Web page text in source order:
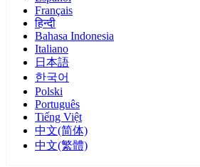
Français
हिन्दी
Bahasa Indonesia
Italiano
日本語
한국어
Polski
Português
Tiếng Việt
中文(简体)
中文(繁體)